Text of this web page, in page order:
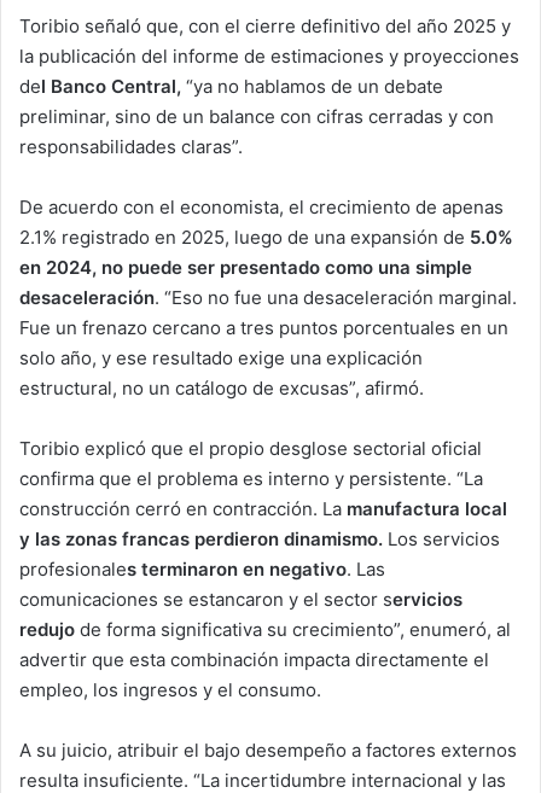
Toribio señaló que, con el cierre definitivo del año 2025 y
la publicación del informe de estimaciones y proyecciones
del Banco Central, “ya no hablamos de un debate
preliminar, sino de un balance con cifras cerradas y con
responsabilidades claras”.
De acuerdo con el economista, el crecimiento de apenas
2.1% registrado en 2025, luego de una expansión de 5.0%
en 2024, no puede ser presentado como una simple
desaceleración. “Eso no fue una desaceleración marginal.
Fue un frenazo cercano a tres puntos porcentuales en un
solo año, y ese resultado exige una explicación
estructural, no un catálogo de excusas”, afirmó.
Toribio explicó que el propio desglose sectorial oficial
confirma que el problema es interno y persistente. “La
construcción cerró en contracción. La manufactura local
y las zonas francas perdieron dinamismo. Los servicios
profesionales terminaron en negativo. Las
comunicaciones se estancaron y el sector servicios
redujo de forma significativa su crecimiento”, enumeró, al
advertir que esta combinación impacta directamente el
empleo, los ingresos y el consumo.
A su juicio, atribuir el bajo desempeño a factores externos
resulta insuficiente. “La incertidumbre internacional y las